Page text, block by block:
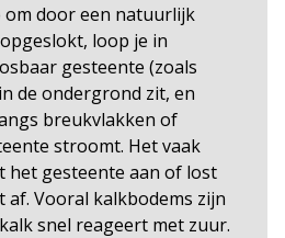
door een natuurlijk
loop je in
gesteente (zoals
de ondergrond zit, en
breukvlakken of
stroomt. Het vaak
het gesteente aan of lost
af. Vooral kalkbodems zijn
snel reageert met zuur.